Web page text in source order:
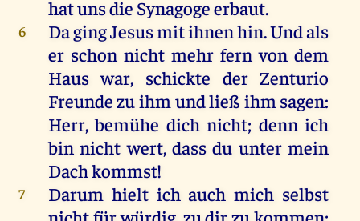
hatunsdie Synagogeerbaut.
6 DagingJesusmitihnenhin.Undals
er schon nicht mehr fern von dem
Haus war, schickte derZenturio
Freundezuihm undließ ihm sagen:
Herr,bemühe dich nicht; denn ich
bin nicht wert, dassdu unter mein
Dachkommst!
7 Darum hielt ich auch mich selbst